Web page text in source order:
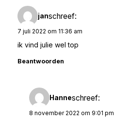
janschreef:
7 juli 2022 om 11:36 am
ik vind julie wel top
Beantwoorden
Hanneschreef:
8 november 2022 om 9:01 pm